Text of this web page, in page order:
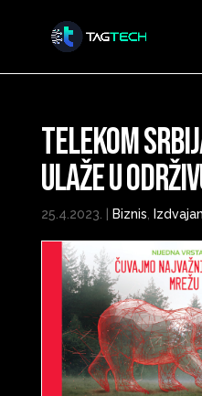
Telekom
ulaže u
25.4.2023. Biznis